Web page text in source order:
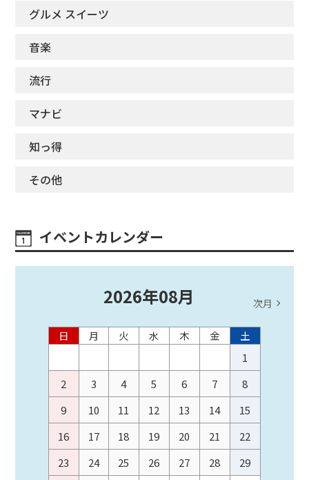
グルメ スイーツ
音楽
流行
マナビ
知っ得
その他
イベントカレンダー
2026年08月 次月
日 月 火 水 木 金
土
1
2
3 4 5 6 7
8
9
10 11 12 13 14
15
16
17 18 19 20 21
22
23
24 25 26 27 28
29